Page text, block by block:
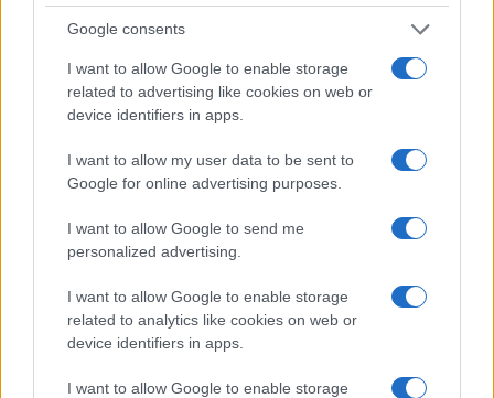
Google consents
I want to allow Google to enable storage
related to advertising like cookies on web or
device identifiers in apps.
I want to allow my user data to be sent to
Google for online advertising purposes.
I want to allow Google to send me
personalized advertising.
I want to allow Google to enable storage
related to analytics like cookies on web or
device identifiers in apps.
I want to allow Google to enable storage
Continua a leggere